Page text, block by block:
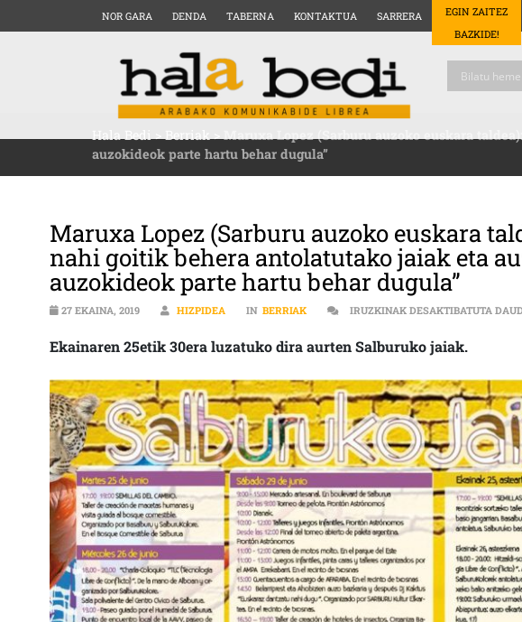
NOR GARA DENDA TABERNA KONTAKTUA SARRERA
EGIN ZAITEZ
BAZKIDE!
Hala Bedi>Berriak>Maruxa Lopez (Sarburu auzoko euskara
auzokideok parte hartu behar dugula”
Maruxa Lopez (Sarburu auzoko euskara
nahi goitik behera antolatutako jaiak eta
auzokideok parte hartu behar dugula”
27 EKAINA, 2019 HIZPIDEA IN BERRIAK IRUZKINAK DESAKTIBATUTA
Ekainaren 25etik 30era luzatuko dira aurten Salburuko jaiak.